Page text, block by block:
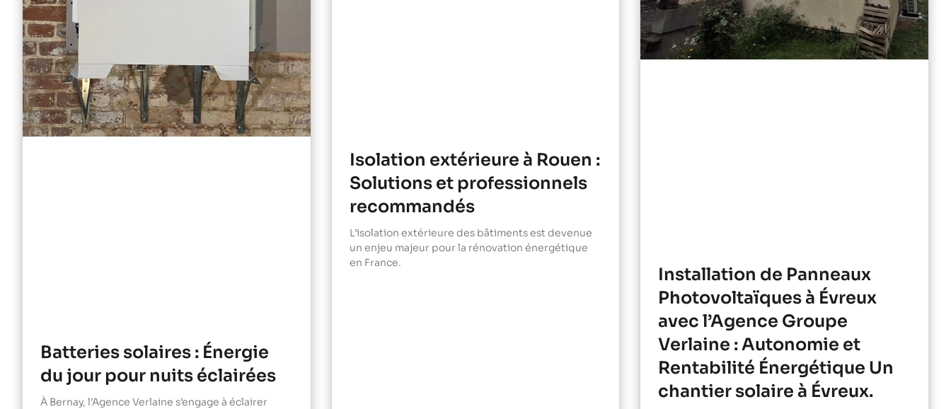
Batteries solaires : Énergie
du jour pour nuits éclairées
À Bernay, l’Agence Verlaine s’engage à éclairer
Isolation extérieure à Rouen :
Solutions et professionnels
recommandés
L’isolation extérieure des bâtiments est devenue
un enjeu majeur pour la rénovation énergétique
en France.
Installation de Panneaux
Photovoltaïques à Évreux
avec l’Agence Groupe
Verlaine : Autonomie et
Rentabilité Énergétique Un
chantier solaire à Évreux.